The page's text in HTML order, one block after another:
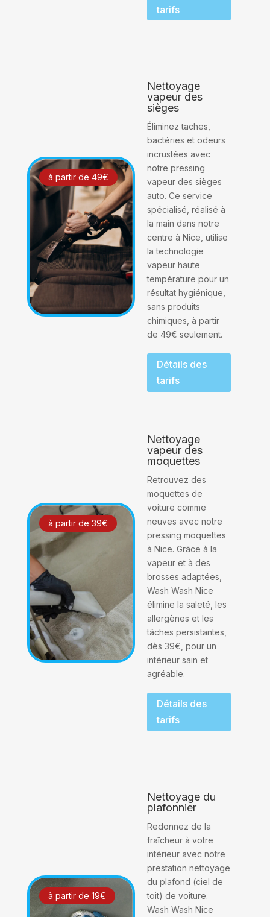
tarifs
à partir de 49€
Nettoyage
vapeur des
sièges
Éliminez taches,
bactéries et odeurs
incrustées avec
notre pressing
vapeur des sièges
auto. Ce service
spécialisé, réalisé à
la main dans notre
centre à Nice, utilise
la technologie
vapeur haute
température pour un
résultat hygiénique,
sans produits
chimiques, à partir
de 49€ seulement.
Détails des
tarifs
à partir de 39€
Nettoyage
vapeur des
moquettes
Retrouvez des
moquettes de
voiture comme
neuves avec notre
pressing moquettes
à Nice. Grâce à la
vapeur et à des
brosses adaptées,
Wash Wash Nice
élimine la saleté, les
allergènes et les
tâches persistantes,
dès 39€, pour un
intérieur sain et
agréable.
Détails des
tarifs
à partir de 19€
Nettoyage du
plafonnier
Redonnez de la
fraîcheur à votre
intérieur avec notre
prestation nettoyage
du plafond (ciel de
toit) de voiture.
Wash Wash Nice